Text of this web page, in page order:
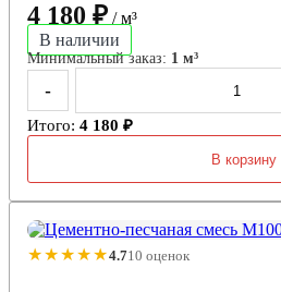
4 180 ₽ / м³
В наличии
Минимальный заказ: 1 м³
-
Итого: 4 180 ₽
В корзину
★★★★★4.710 оценок